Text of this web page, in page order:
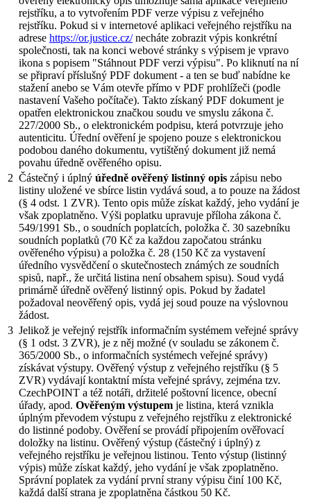
rejstříku, a to vytvořením PDF verze výpisu z veřejného
rejstříku. Pokud si v internetové aplikaci veřejného rejstříku na
adrese https://or.justice.cz/necháte zobrazit výpis konkrétní
společnosti, tak na konci webové stránky s výpisem je vpravo
ikona s popisem "Stáhnout PDF verzi výpisu". Po kliknutí na ní
se připraví příslušný PDF dokument - a ten se buď nabídne ke
stažení anebo se Vám otevře přímo v PDF prohlížeči (podle
nastavení Vašeho počítače). Takto získaný PDF dokument je
opatřen elektronickou značkou soudu ve smyslu zákona č.
227/2000 Sb., o elektronickém podpisu, která potvrzuje jeho
autenticitu. Úřední ověření je spojeno pouze s elektronickou
podobou daného dokumentu, vytištěný dokument již nemá
povahu úředně ověřeného opisu.
2 Částečný i úplný úředně ověřený listinný opis zápisu nebo
listiny uložené ve sbírce listin vydává soud, a to pouze na žádost
(§ 4 odst. 1 ZVR). Tento opis může získat každý, jeho vydání je
však zpoplatněno. Výši poplatku upravuje příloha zákona č.
549/1991 Sb., o soudních poplatcích, položka č. 30 sazebníku
soudních poplatků (70 Kč za každou započatou stránku
ověřeného výpisu) a položka č. 28 (150 Kč za vystavení
úředního vysvědčení o skutečnostech známých ze soudních
spisů, např., že určitá listina není obsahem spisu). Soud vydá
primárně úředně ověřený listinný opis. Pokud by žadatel
požadoval neověřený opis, vydá jej soud pouze na výslovnou
žádost.
3 Jelikož je veřejný rejstřík informačním systémem veřejné správy
(§ 1 odst. 3 ZVR), je z něj možné (v souladu se zákonem č.
365/2000 Sb., o informačních systémech veřejné správy)
získávat výstupy. Ověřený výstup z veřejného rejstříku (§ 5
ZVR) vydávají kontaktní místa veřejné správy, zejména tzv.
CzechPOINT a též notáři, držitelé poštovní licence, obecní
úřady, apod. Ověřeným výstupem je listina, která vznikla
úplným převodem výstupu z veřejného rejstříku z elektronické
do listinné podoby. Ověření se provádí připojením ověřovací
doložky na listinu. Ověřený výstup (částečný i úplný) z
veřejného rejstříku je veřejnou listinou. Tento výstup (listinný
výpis) může získat každý, jeho vydání je však zpoplatněno.
Správní poplatek za vydání první strany výpisu činí 100 Kč,
každá další strana je zpoplatněna částkou 50 Kč.